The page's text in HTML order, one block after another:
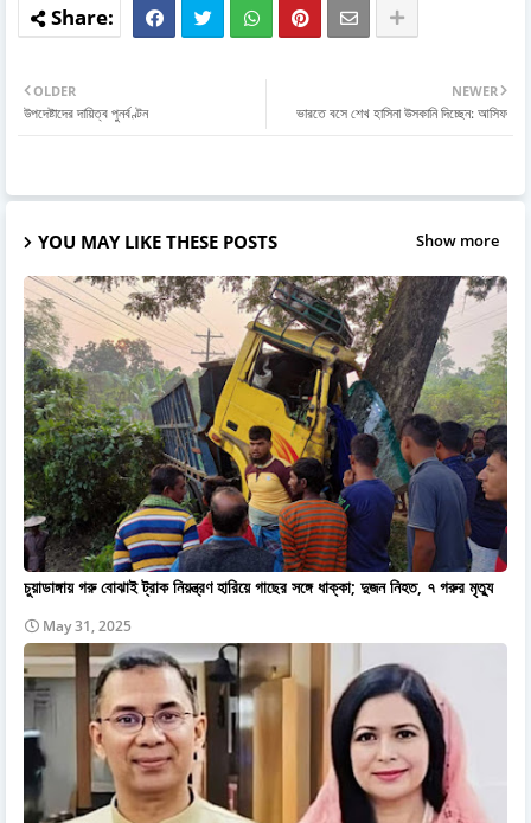
NEWER
ভারতে বসে শেখ হাসিনা উসকানি দিচ্ছেন: আসিফ
OLDER
উপদেষ্টাদের দায়িত্ব পুনর্বণ্টন
YOU MAY LIKE THESE POSTS Show more
চুয়াডাঙ্গায় গরু বোঝাই ট্রাক নিয়ন্ত্রণ হারিয়ে গাছের সঙ্গে ধাক্কা; দুজন নিহত, ৭ গরুর মৃত্যু
May 31, 2025